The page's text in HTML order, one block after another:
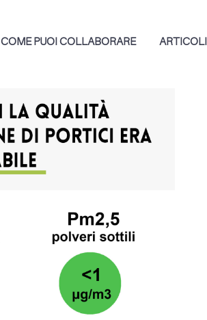
COME PUOI COLLABORARE ARTICOLI